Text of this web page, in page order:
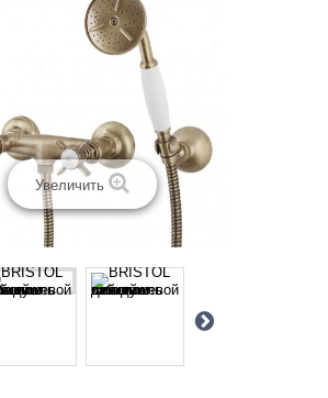
Увеличить